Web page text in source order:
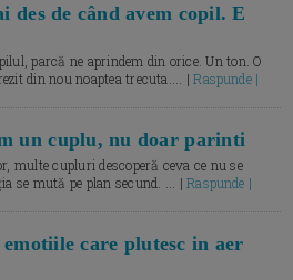
des de când avem copil. E
parcă ne aprindem din orice. Un ton. O
din nou noaptea trecuta.... |Raspunde |
un cuplu, nu doar parinti
multe cupluri descoperă ceva ce nu se
se mută pe plan secund. ... |Raspunde |
care plutesc in aer